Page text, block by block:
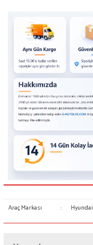
Araç Markası : Hyundai